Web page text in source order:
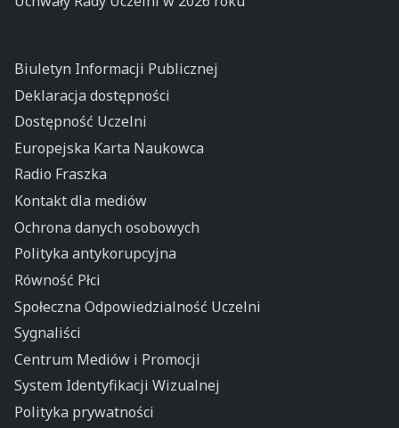
Biuletyn Informacji Publicznej
Deklaracja dostępności
Dostępność Uczelni
Europejska Karta Naukowca
Radio Fraszka
Kontakt dla mediów
Ochrona danych osobowych
Polityka antykorupcyjna
Równość Płci
Społeczna Odpowiedzialność Uczelni
Sygnaliści
Centrum Mediów i Promocji
System Identyfikacji Wizualnej
Polityka prywatności